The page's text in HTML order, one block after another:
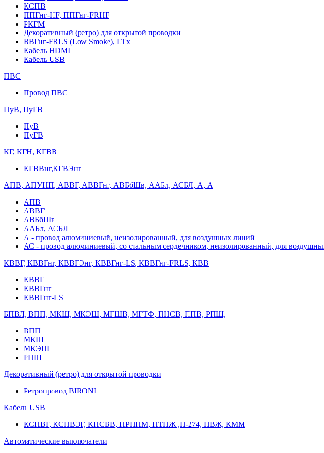
КСПВ
ППГнг-HF, ППГнг-FRHF
РКГМ
Декоративный (ретро) для открытой проводки
ВВГнг-FRLS (Low Smoke), LTx
Кабель HDMI
Кабель USB
ПВС
Провод ПВС
ПуВ, ПуГВ
ПуВ
ПуГВ
КГ, КГН, КГВВ
КГВВнг,КГВЭнг
АПВ, АПУНП, АВВГ, АВВГнг, АВБбШв, ААБл, АСБЛ, А, А
АПВ
АВВГ
АВБбШв
ААБл, АСБЛ
А - провод алюминиевый, неизолированный, для воздушных линий
АС - провод алюминиевый, со стальным сердечником, неизолированный, для
КВВГ, КВВГнг, КВВГЭнг, КВВГнг-LS, КВВГнг-FRLS, КВВ
КВВГ
КВВГнг
КВВГнг-LS
БПВЛ, ВПП, МКШ, МКЭШ, МГШВ, МГТФ, ПНСВ, ППВ, РПШ,
ВПП
МКШ
МКЭШ
РПШ
Декоративный (ретро) для открытой проводки
Ретропровод BIRONI
Кабель USB
КСПВГ, КСПВЭГ, КПСВВ, ПРППМ, ПТПЖ ,П-274, ПВЖ, КММ
Автоматические выключатели